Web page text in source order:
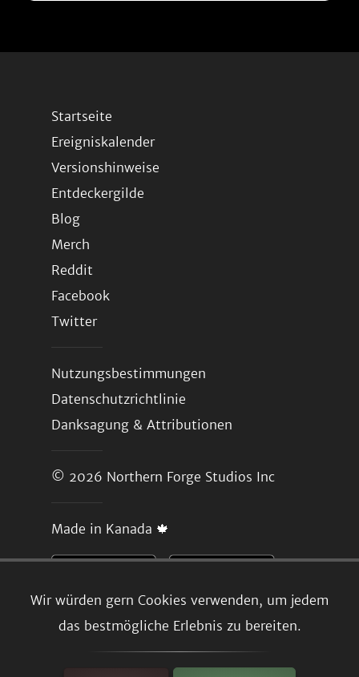
Wir würden gern Cookies verwenden, um jedem
das bestmögliche Erlebnis zu bereiten.
Startseite
Ereigniskalender
Versionshinweise
Entdeckergilde
Blog
Merch
Reddit
Facebook
Twitter
Nutzungsbestimmungen
Datenschutzrichtlinie
Danksagung & Attributionen
© 2026 Northern Forge Studios Inc
Made in Kanada 🍁